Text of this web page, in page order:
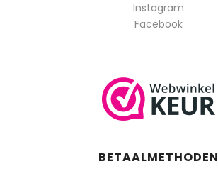
Instagram
Facebook
BETAALMETHODEN